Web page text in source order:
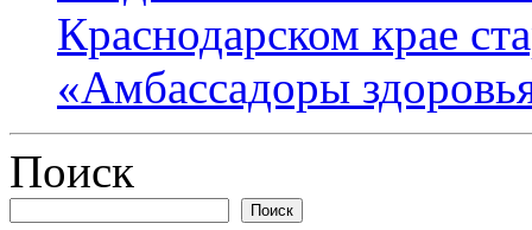
Краснодарском крае
«Амбассадоры
Поиск
Поиск